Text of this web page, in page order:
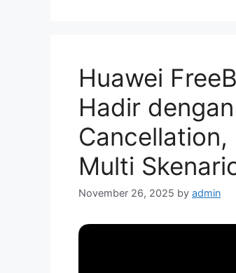
Huawei
Hadir
Cancellation,
Multi
November 26, 2025 by admin